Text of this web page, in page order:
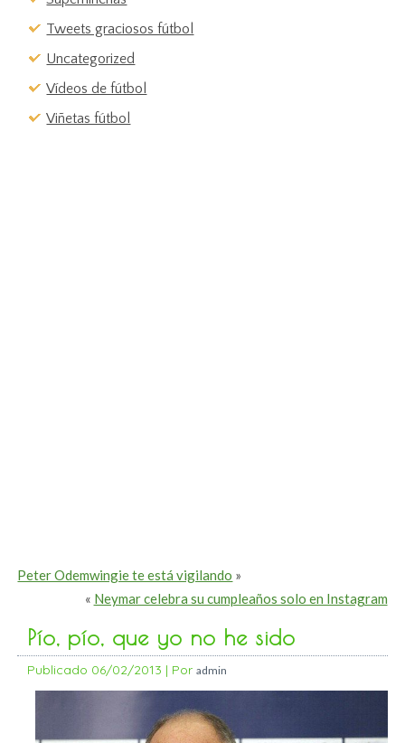
Tweets graciosos fútbol
Uncategorized
Vídeos de fútbol
Viñetas fútbol
Peter Odemwingie te está vigilando »
« Neymar celebra su cumpleaños solo en Instagram
Pío, pío, que yo no he sido
Publicado 06/02/2013 | Por admin